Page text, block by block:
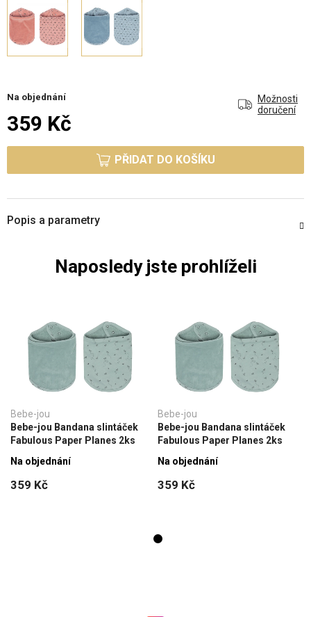
Na objednání
Možnosti
doručení
359 Kč
PŘIDAT DO KOŠÍKU
Popis a parametry
Naposledy jste prohlíželi
Bebe-jou
Bebe-jou Bandana slintáček
Fabulous Paper Planes 2ks
359 Kč
Na objednání
Bebe-jou
Bebe-jou Bandana slintáček
Fabulous Paper Planes 2ks
359 Kč
Na objednání